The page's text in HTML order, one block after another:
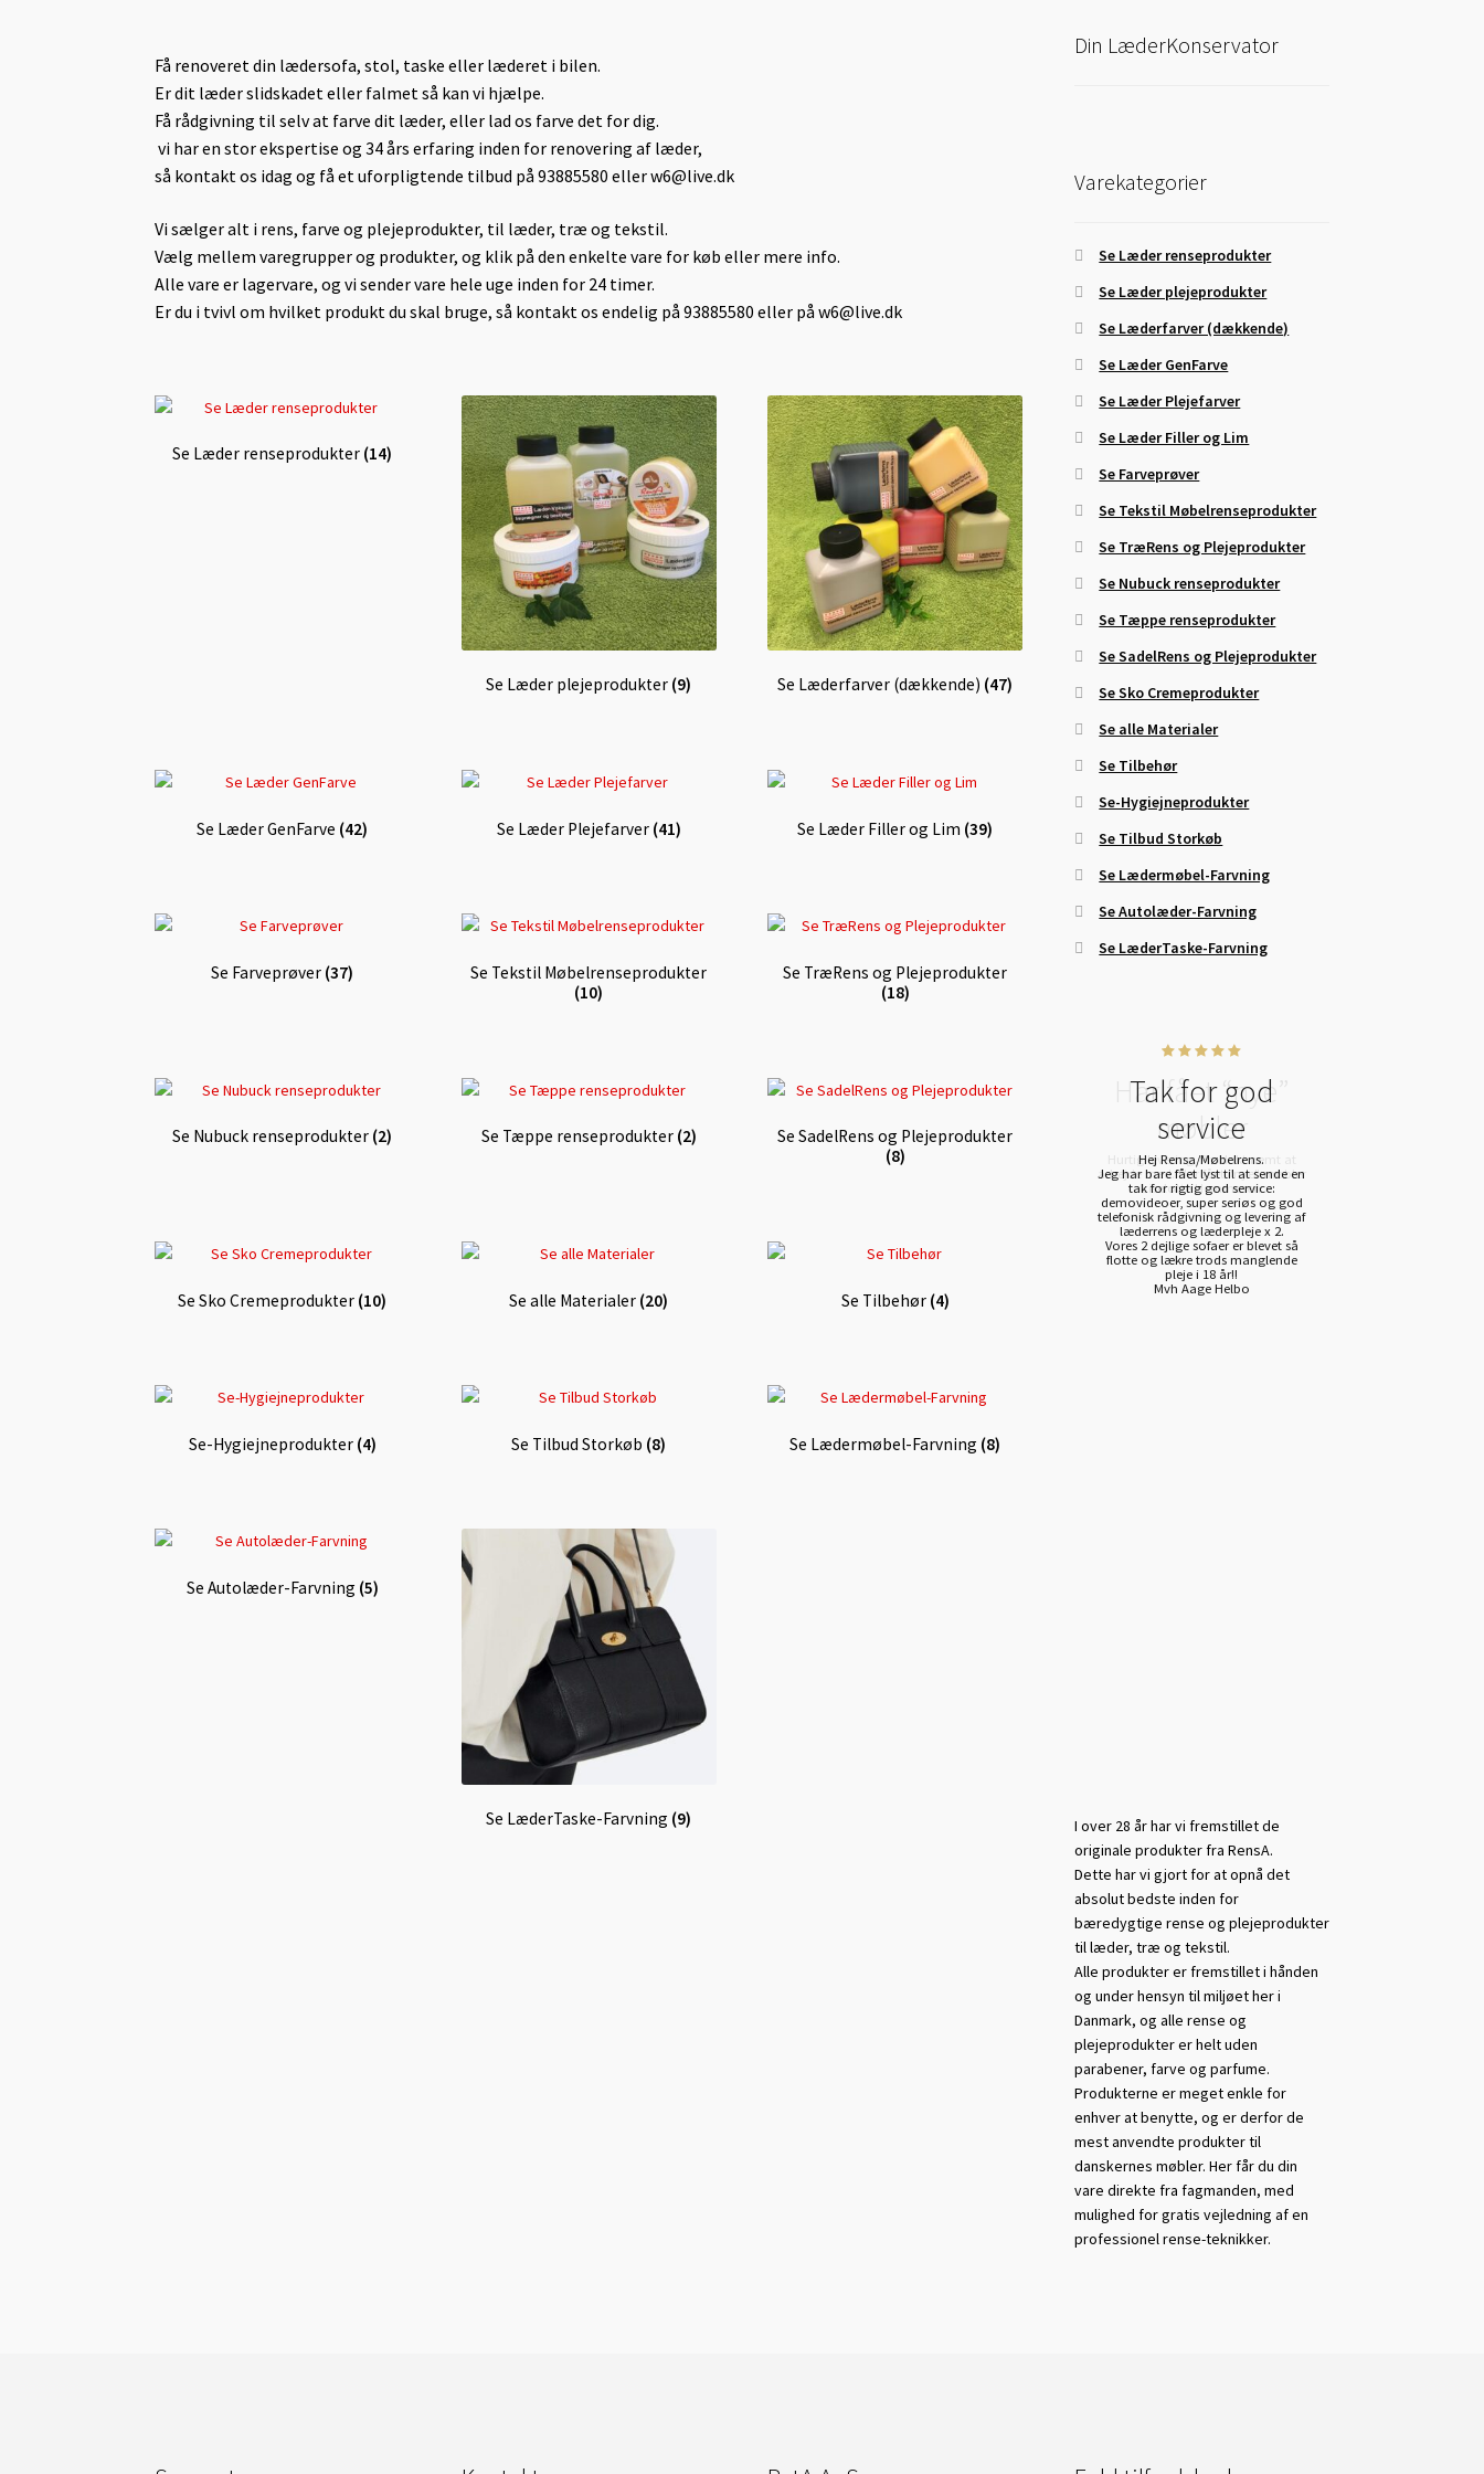
Få renoveret din lædersofa, stol, taske eller læderet i bilen.
Er dit læder slidskadet eller falmet så kan vi hjælpe.
Få rådgivning til selv at farve dit læder, eller lad os farve det for dig.
vi har en stor ekspertise og 34 års erfaring inden for renovering af læder,
så kontakt os idag og få et uforpligtende tilbud på 93885580 eller w6@live.dk
Vi sælger alt i rens, farve og plejeprodukter, til læder, træ og tekstil.
Vælg mellem varegrupper og produkter, og klik på den enkelte vare for køb eller mere info.
Alle vare er lagervare, og vi sender vare hele uge inden for 24 timer.
Er du i tvivl om hvilket produkt du skal bruge, så kontakt os endelig på 93885580 eller på w6@live.dk
Se Læder renseprodukter (14)
Se Læder plejeprodukter (9) Se Læderfarver (dækkende) (47)
Se Læder GenFarve (42) Se Læder Plejefarver (41) Se Læder Filler og Lim (39)
Se Farveprøver (37)
Se Tekstil Møbelrenseprodukter
(10)
Se TræRens og Plejeprodukter
(18)
Se Nubuck renseprodukter (2) Se Tæppe renseprodukter (2)
Se SadelRens og Plejeprodukter
(8)
Se Sko Cremeprodukter (10) Se alle Materialer (20) Se Tilbehør (4)
Se-Hygiejneprodukter (4) Se Tilbud Storkøb (8) Se Lædermøbel-Farvning (8)
Se Autolæder-Farvning (5)
Se LæderTaske-Farvning (9)
Din LæderKonservator
Varekategorier
Se Læder renseprodukter
Se Læder plejeprodukter
Se Læderfarver (dækkende)
Se Læder GenFarve
Se Læder Plejefarver
Se Læder Filler og Lim
Se Farveprøver
Se Tekstil Møbelrenseprodukter
Se TræRens og Plejeprodukter
Se Nubuck renseprodukter
Se Tæppe renseprodukter
Se SadelRens og Plejeprodukter
Se Sko Cremeprodukter
Se alle Materialer
Se Tilbehør
Se-Hygiejneprodukter
Se Tilbud Storkøb
Se Lædermøbel-Farvning
Se Autolæder-Farvning
Se LæderTaske-Farvning
Tak for god
service
Hej Rensa/Møbelrens.
Jeg har bare fået lyst til at sende en
tak for rigtig god service:
demovideoer, super seriøs og god
telefonisk rådgivning og levering af
læderrens og læderpleje x 2.
Vores 2 dejlige sofaer er blevet så
flotte og lækre trods manglende
pleje i 18 år!!
Mvh Aage Helbo
I over 28 år har vi fremstillet de
originale produkter fra RensA.
Dette har vi gjort for at opnå det
absolut bedste inden for
bæredygtige rense og plejeprodukter
til læder, træ og tekstil.
Alle produkter er fremstillet i hånden
og under hensyn til miljøet her i
Danmark, og alle rense og
plejeprodukter er helt uden
parabener, farve og parfume.
Produkterne er meget enkle for
enhver at benytte, og er derfor de
mest anvendte produkter til
danskernes møbler. Her får du din
vare direkte fra fagmanden, med
mulighed for gratis vejledning af en
professionel rense-teknikker.